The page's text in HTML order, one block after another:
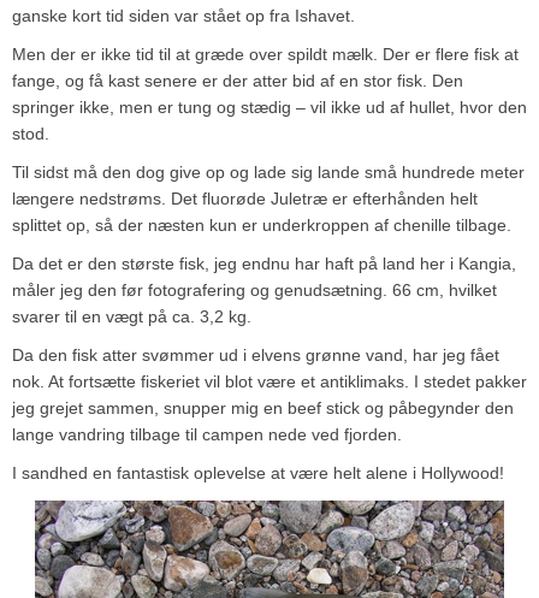
ganske kort tid siden var stået op fra Ishavet.
Men der er ikke tid til at græde over spildt mælk. Der er flere fisk at
fange, og få kast senere er der atter bid af en stor fisk. Den
springer ikke, men er tung og stædig – vil ikke ud af hullet, hvor den
stod.
Til sidst må den dog give op og lade sig lande små hundrede meter
længere nedstrøms. Det fluorøde Juletræ er efterhånden helt
splittet op, så der næsten kun er underkroppen af chenille tilbage.
Da det er den største fisk, jeg endnu har haft på land her i Kangia,
måler jeg den før fotografering og genudsætning. 66 cm, hvilket
svarer til en vægt på ca. 3,2 kg.
Da den fisk atter svømmer ud i elvens grønne vand, har jeg fået
nok. At fortsætte fiskeriet vil blot være et antiklimaks. I stedet pakker
jeg grejet sammen, snupper mig en beef stick og påbegynder den
lange vandring tilbage til campen nede ved fjorden.
I sandhed en fantastisk oplevelse at være helt alene i Hollywood!